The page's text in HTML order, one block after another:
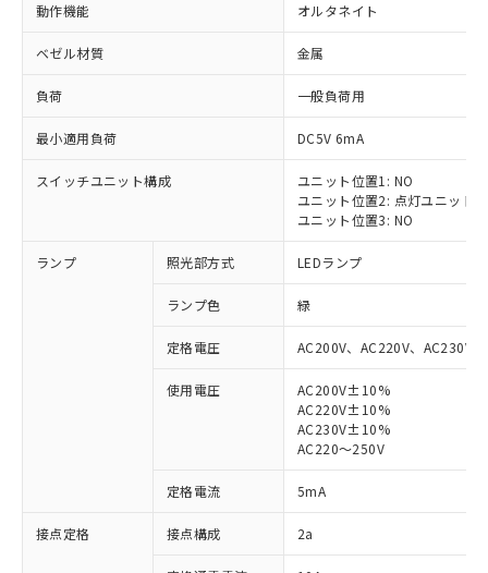
動作機能 オルタネイト
ベゼル材質 金属
負荷 一般負荷用
最小適用負荷 DC5V 6mA
スイッチユニット構成
ユニット位置1: NO
ユニット位置2: 点灯ユニット
ユニット位置3: NO
ランプ 照光部方式 LEDランプ
ランプ色 緑
定格電圧 AC200V、AC220V、AC230V
使用電圧
AC200V±10%
AC220V±10%
AC230V±10%
AC220～250V
定格電流 5mA
接点定格 接点構成 2a
対応済み：EU RoHS指令（10物質）の
非含有に対応した製品が提供可能な商品で
対応予定：EU RoHS指令（10物質）の非含
有に対応した製品に切り替える予定のある